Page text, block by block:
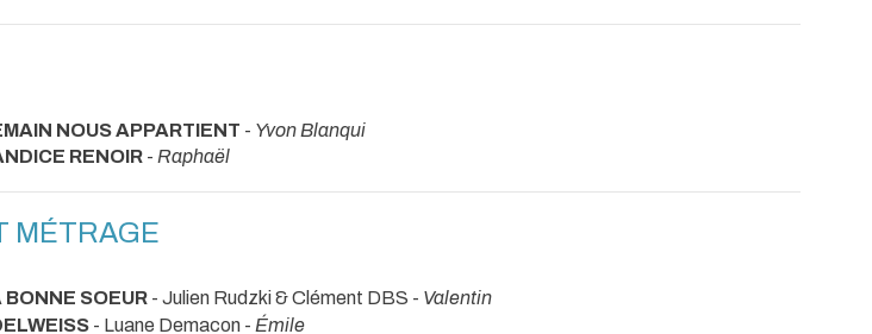
NOUS APPARTIENT - Yvon Blanqui
RENOIR - Raphaël
MÉTRAGE
BONNE SOEUR - Julien Rudzki & Clément DBS - Valentin
- Luane Demacon - Émile